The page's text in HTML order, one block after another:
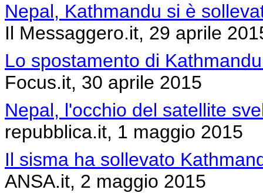
Nepal, Kathmandu si è
Il Messaggero.it, 29 aprile
Lo spostamento di
Focus.it, 30 aprile 2015
Nepal, l'occhio del satellite
repubblica.it, 1 maggio 2015
Il sisma ha sollevato
ANSA.it, 2 maggio 2015